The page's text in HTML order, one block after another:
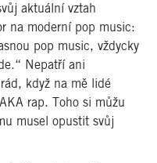
aktuální vztah
na moderní pop music:
pop music, vždycky
Nepatří ani
když na mě lidé
rap. Toho si můžu
musel opustit svůj